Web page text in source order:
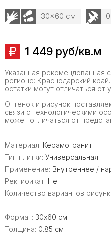
30x60 см
1 449 руб/кв.м
Указанная рекомендованная
регионе: Краснодарский
остатки могут отличаться от
Оттенок и рисунок
связи с технологическими
может отличаться от
Материал: Керамогранит
Тип плитки: Универсальная
Применение: Внутреннее /
Ректификат: Нет
Количество вариантов
Формат: 30x60 см
Толщина: 0.85 см